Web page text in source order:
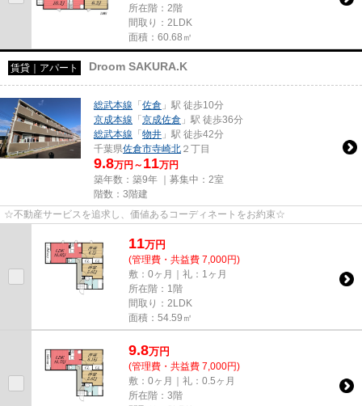
所在階：2階
間取り：2LDK
面積：60.68㎡
賃貸｜アパート Droom SAKURA.K
総武本線 「佐倉 」駅 徒歩10分
京成本線 「京成佐倉 」駅 徒歩36分
総武本線 「物井 」駅 徒歩42分
千葉県佐倉市寺崎北 ２丁目
9.8万円～ 11万円
築年数：築9年 ｜募集中： 2室
階数：3階建
☆不動産サービスを追求し、価値あるコーディネートをお約束☆
11万円
(管理費・共益費 7,000円)
敷：0ヶ月｜礼：1ヶ月
所在階：1階
間取り：2LDK
面積：54.59㎡
9.8万円
(管理費・共益費 7,000円)
敷：0ヶ月｜礼：0.5ヶ月
所在階：3階